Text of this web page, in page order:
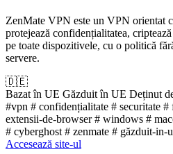
ZenMate VPN este un VPN orientat
protejează confidențialitatea,
pe toate dispozitivele, cu o politică
servere.
🇩🇪
Bazat în UE Găzduit în UE Deținut
#vpn # confidențialitate # securitate #
extensii-de-browser# windows #
# cyberghost # zenmate # găzduit-in-
Accesează site-ul